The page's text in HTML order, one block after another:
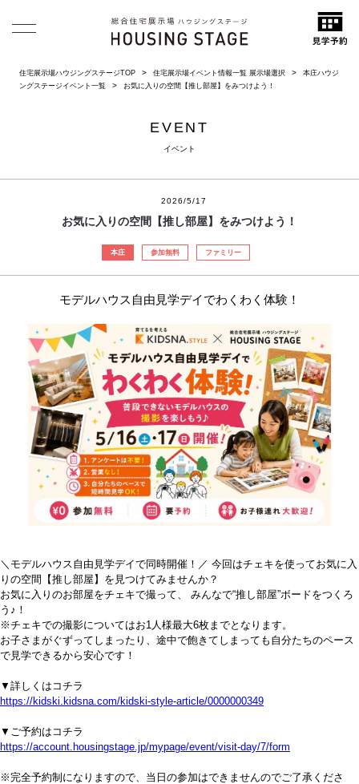
住宅展示場ハウジングステージTOP 住宅展示場イベント情報一覧 展示場選択
本庄ハウジ
ングステージイベント一覧
お気に入りの空間【推し部屋】をみつけよう！
EVENT
イベント
2026/5/17
お気に入りの空間【推し部屋】をみつけよう！
本庄 参加無料 ファミリー
モデルハウス自由見学デイでわくわく体験！
＼モデルハウス自由見学デイで同時開催！／ 今回はチェキを使ってお気に入
りの空間【推し部屋】を見つけてみませんか？
お気に入りのお部屋をチェキで撮って、 みんなで“推し部屋”ボードをつくろ
う♪！
※チェキでの撮影についてはお1人様最大6枚までとなります。
お子さまがぐずってしまったり、途中で飽きてしまっても自分たちのペース
で見学できるから安心です！
▼詳しくはコチラ
https://kidski.kidsna.com/kidski-style-article/0000000349
▼ご予約はコチラ
https://account.housingstage.jp/mypage/event/visit-day/7/form
※完全予約制になりますので、当日の参加はできませんのでご了承くださ